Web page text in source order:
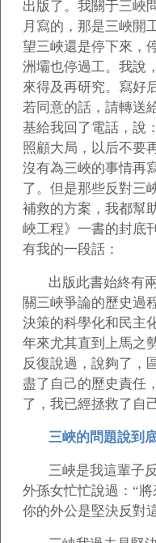
出版了。我關于三峽
月寫的，那是三峽開
望三峽還是停下來，
洲壩也停過工。我說
來得及再研究。寫好
若同意的話，請轉送
基給我回了電話，說
照顧大局，以后不要
沒有為三峽的事情再
了。但是那些反對三
補救的方案，我都幫
峽工程》一書的封底
有我的一段話：
出版此書始終有
關三峽爭論的歷史過
決策的科學化和民主
年來尤其直到上馬之
反復說過，說夠了，
盡了自己的歷史責任
了，我已經拯救了自
三峽的問題說到
三峽是我這輩子
外孫女忙忙說過：“
你的外公是堅決反對